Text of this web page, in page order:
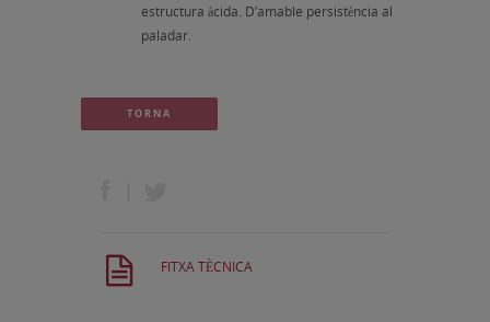
estructura àcida. D’amable persistència al
paladar.
TORNA
FITXA TÈCNICA